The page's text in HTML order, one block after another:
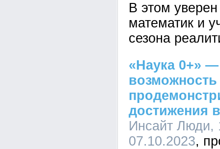
В этом
математик и
сезона
«Наука 0+»
возможность
достижения
Инсайт Люди,
07.10.2023